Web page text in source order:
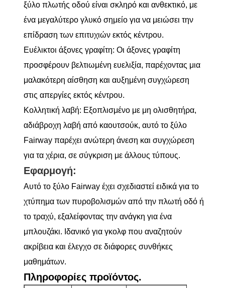
ξύλο πλωτής οδού είναι σκληρό και ανθεκτικό, με
ένα μεγαλύτερο γλυκό σημείο για να μειώσει την
επίδραση των επιτυχιών εκτός κέντρου.
Ευέλικτοι άξονες γραφίτη: Οι άξονες γραφίτη
προσφέρουν βελτιωμένη ευελιξία, παρέχοντας μια
μαλακότερη αίσθηση και αυξημένη συγχώρεση
στις απεργίες εκτός κέντρου.
Κολλητική λαβή: Εξοπλισμένο με μη ολισθητήρα,
αδιάβροχη λαβή από καουτσούκ, αυτό το ξύλο
Fairway παρέχει ανώτερη άνεση και συγχώρεση
για τα χέρια, σε σύγκριση με άλλους τύπους.
Εφαρμογή:
Αυτό το ξύλο Fairway έχει σχεδιαστεί ειδικά για το
χτύπημα των πυροβολισμών από την πλωτή οδό ή
το τραχύ, εξαλείφοντας την ανάγκη για ένα
μπλουζάκι. Ιδανικό για γκολφ που αναζητούν
ακρίβεια και έλεγχο σε διάφορες συνθήκες
μαθημάτων.
Πληροφορίες προϊόντος.